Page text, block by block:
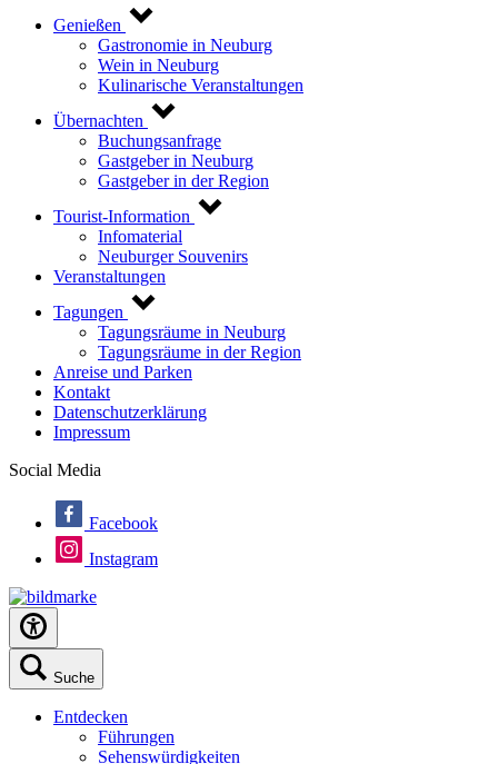
Genießen
Gastronomie in Neuburg
Wein in Neuburg
Kulinarische Veranstaltungen
Übernachten
Buchungsanfrage
Gastgeber in Neuburg
Gastgeber in der Region
Tourist-Information
Infomaterial
Neuburger Souvenirs
Veranstaltungen
Tagungen
Tagungsräume in Neuburg
Tagungsräume in der Region
Anreise und Parken
Kontakt
Datenschutzerklärung
Impressum
Social Media
Facebook
Instagram
Suche
Entdecken
Führungen
Sehenswürdigkeiten